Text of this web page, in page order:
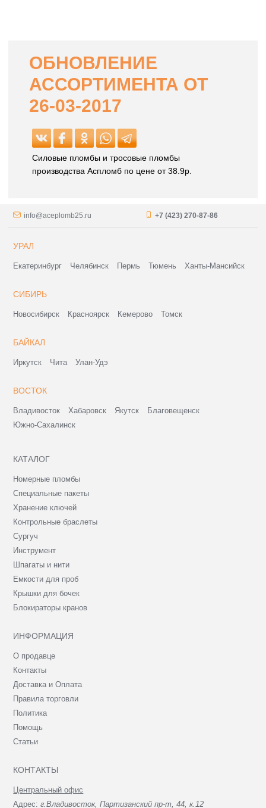
ОБНОВЛЕНИЕ
АССОРТИМЕНТА ОТ
26-03-2017
Силовые пломбы и тросовые пломбы
производства Аспломб по цене от 38.9р.
info@aceplomb25.ru +7 (423) 270-87-86
УРАЛ
Екатеринбург Челябинск Пермь Тюмень Ханты-Мансийск
СИБИРЬ
Новосибирск Красноярск Кемерово Томск
БАЙКАЛ
Иркутск Чита Улан-Удэ
ВОСТОК
Владивосток Хабаровск Якутск
Благовещенск
Южно-Сахалинск
КАТАЛОГ
Номерные пломбы
Специальные пакеты
Хранение ключей
Контрольные браслеты
Сургуч
Инструмент
Шпагаты и нити
Емкости для проб
Крышки для бочек
Блокираторы кранов
ИНФОРМАЦИЯ
О продавце
Контакты
Доставка и Оплата
Правила торговли
Политика
Помощь
Статьи
КОНТАКТЫ
Центральный офис
Адрес:г.Владивосток, Партизанский пр-т, 44, к.12